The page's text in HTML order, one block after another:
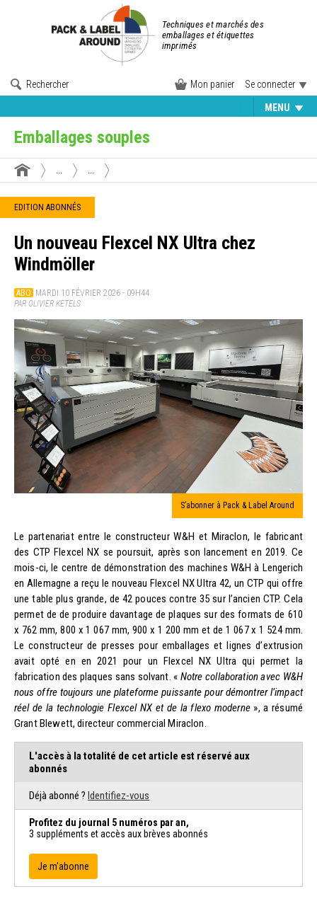
Techniques et marchés des
emballages et étiquettes
imprimés
Rechercher Mon panier Se connecter
MENU
Emballages souples
EDITION ABONNÉS
Un nouveau Flexcel NX Ultra chez
Windmöller
ABO MARDI 10 FÉVRIER 2026 - 09H44
PAR OLIVIER KETELS
S’abonner à Pack & Label Around
Le partenariat entre le constructeur W&H et Miraclon, le fabricant
des CTP Flexcel NX se poursuit, après son lancement en 2019. Ce
mois-ci, le centre de démonstration des machines W&H à Lengerich
en Allemagne a reçu le nouveau Flexcel NX Ultra 42, un CTP qui offre
une table plus grande, de 42 pouces contre 35 sur l’ancien CTP. Cela
permet de de produire davantage de plaques sur des formats de 610
x 762 mm, 800 x 1 067 mm, 900 x 1 200 mm et de 1 067 x 1 524 mm.
Le constructeur de presses pour emballages et lignes d’extrusion
avait opté en en 2021 pour un Flexcel NX Ultra qui permet la
fabrication des plaques sans solvant. « Notre collaboration avec W&H
nous offre toujours une plateforme puissante pour démontrer l’impact
réel de la technologie Flexcel NX et de la flexo moderne», a résumé
Grant Blewett, directeur commercial Miraclon.
L'accès à la totalité de cet article est réservé aux
abonnés
Déjà abonné ? Identifiez-vous
Profitez du journal 5 numéros par an,
3 suppléments et accès aux brèves abonnés
Je m'abonne